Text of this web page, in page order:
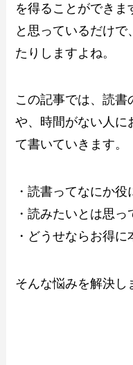
を得ることができま
と思っているだけで
たりしますよね。
この記事では、読書
や、時間がない人に
て書いていきます。
・読書ってなにか役
・読みたいとは思っ
・どうせならお得に
そんな悩みを解決し